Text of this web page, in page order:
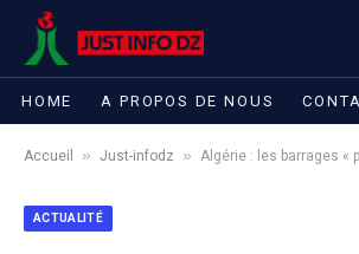
HOME A PROPOS DE NOUS
Accueil » Just-infodz » Algérie : les barrages « presque »
ACTUALITÉ